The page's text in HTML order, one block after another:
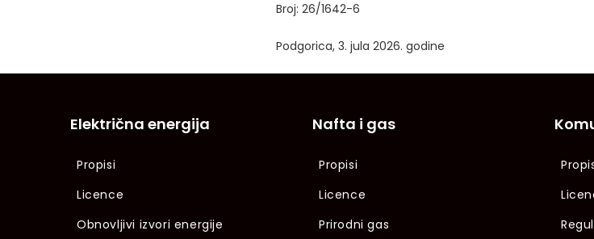
Broj: 26/1642-6
Podgorica, 3. jula 2026. godine
Električna energija
Propisi
Licence
Obnovljivi izvori energije
Nafta i gas
Propisi
Licence
Prirodni gas